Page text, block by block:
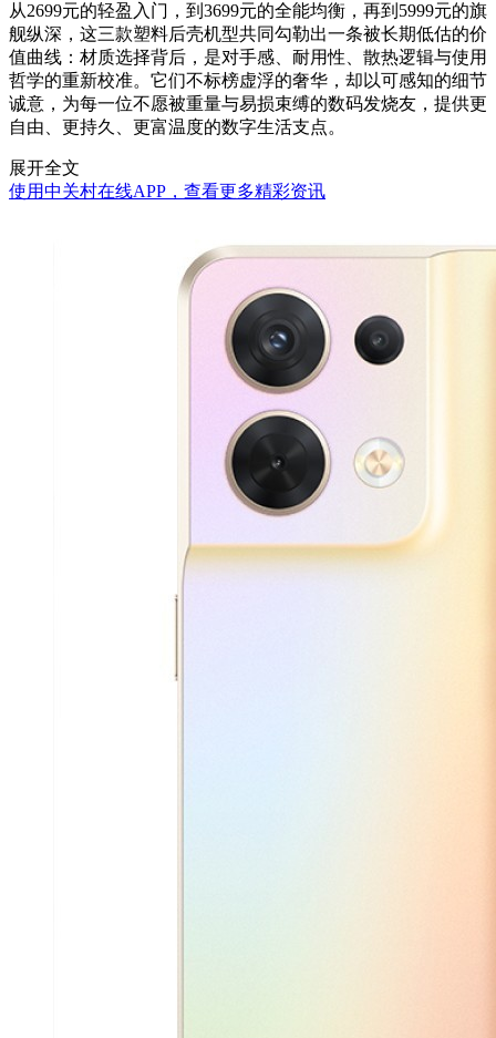
从2699元的轻盈入门，到3699元的全能均衡，再到5999元的旗
舰纵深，这三款塑料后壳机型共同勾勒出一条被长期低估的价
值曲线：材质选择背后，是对手感、耐用性、散热逻辑与使用
哲学的重新校准。它们不标榜虚浮的奢华，却以可感知的细节
诚意，为每一位不愿被重量与易损束缚的数码发烧友，提供更
自由、更持久、更富温度的数字生活支点。
展开全文
使用中关村在线APP，查看更多精彩资讯